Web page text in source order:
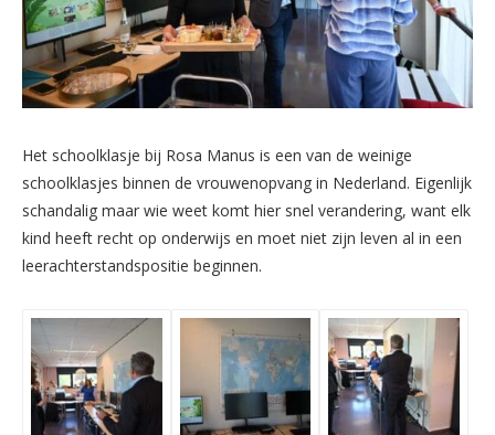
Het schoolklasje bij Rosa Manus is een van de weinige
schoolklasjes binnen de vrouwenopvang in Nederland. Eigenlijk
schandalig maar wie weet komt hier snel verandering, want elk
kind heeft recht op onderwijs en moet niet zijn leven al in een
leerachterstandspositie beginnen.